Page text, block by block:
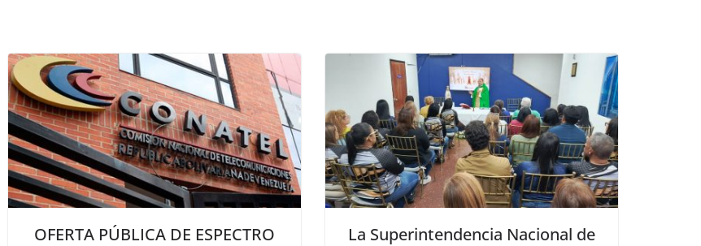
OFERTA PÚBLICA DE ESPECTRO
La Superintendencia Nacional de